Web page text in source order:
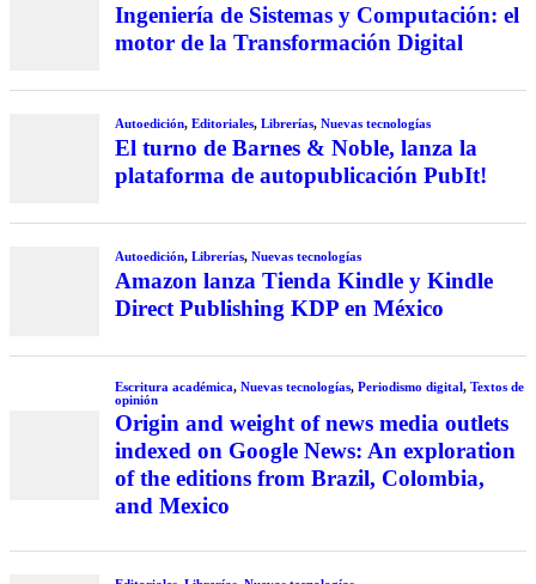
Ingeniería de Sistemas y Computación: el
motor de la Transformación Digital
Autoedición, Editoriales, Librerías, Nuevas tecnologías
El turno de Barnes & Noble, lanza la
plataforma de autopublicación PubIt!
Autoedición, Librerías, Nuevas tecnologías
Amazon lanza Tienda Kindle y Kindle
Direct Publishing KDP en México
Escritura académica, Nuevas tecnologías, Periodismo digital, Textos de
opinión
Origin and weight of news media outlets
indexed on Google News: An exploration
of the editions from Brazil, Colombia,
and Mexico